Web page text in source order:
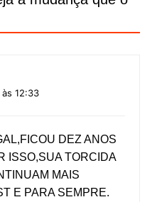
12:33
DEZ ANOS
ISSO,SUA TORCIDA
MAIS
E PARA SEMPRE.